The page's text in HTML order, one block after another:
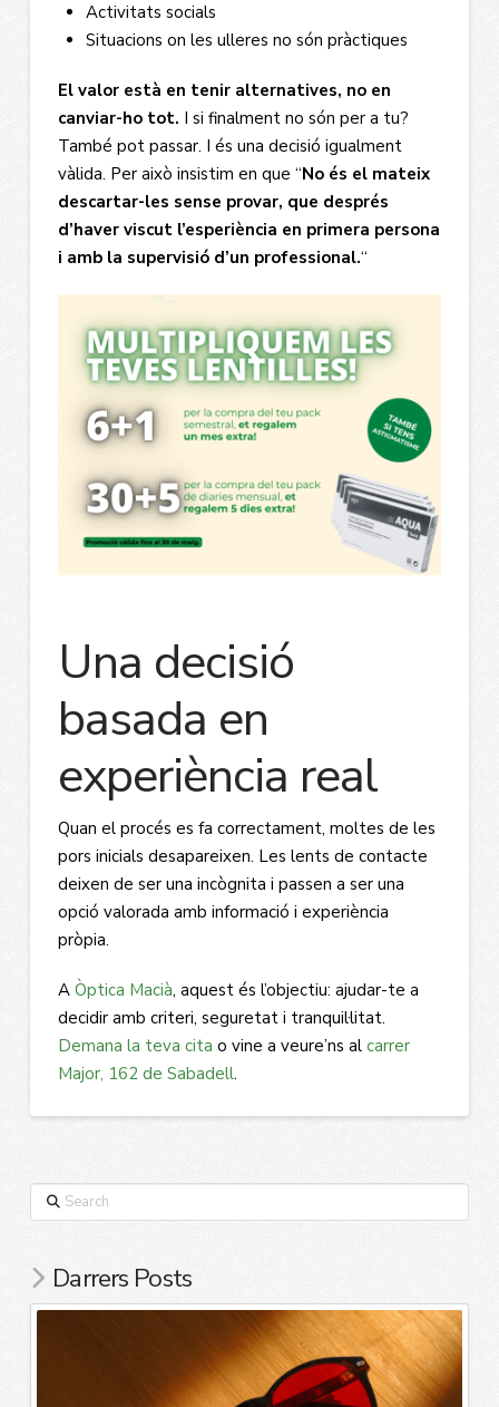
Activitats socials
Situacions on les ulleres no són pràctiques
El valor està en tenir alternatives, no en
canviar-ho tot. I si finalment no són per a tu?
També pot passar. I és una decisió igualment
vàlida. Per això insistim en que “No és el mateix
descartar-les sense provar, que després
d’haver viscut l’esperiència en primera persona
i amb la supervisió d’un professional.“
Una decisió
basada en
experiència real
Quan el procés es fa correctament, moltes de les
pors inicials desapareixen. Les lents de contacte
deixen de ser una incògnita i passen a ser una
opció valorada amb informació i experiència
pròpia.
A Òptica Macià, aquest és l’objectiu: ajudar-te a
decidir amb criteri, seguretat i tranquil·litat.
Demana la teva cita o vine a veure’ns al carrer
Major, 162 de Sabadell.
Search
Darrers Posts